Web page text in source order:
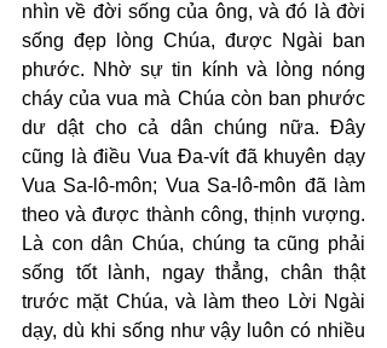
nhìn về đời sống của ông, và đó là đời
sống đẹp lòng Chúa, được Ngài ban
phước. Nhờ sự tin kính và lòng nóng
cháy của vua mà Chúa còn ban phước
dư dật cho cả dân chúng nữa. Đây
cũng là điều Vua Đa-vít đã khuyên dạy
Vua Sa-lô-môn; Vua Sa-lô-môn đã làm
theo và được thành công, thịnh vượng.
Là con dân Chúa, chúng ta cũng phải
sống tốt lành, ngay thẳng, chân thật
trước mặt Chúa, và làm theo Lời Ngài
dạy, dù khi sống như vậy luôn có nhiều